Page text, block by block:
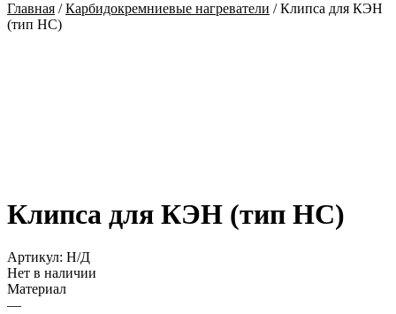
Главная /Карбидокремниевые нагреватели /Клипса для КЭН
(тип HC)
Клипса для КЭН (тип HC)
Артикул: Н/Д
Нет в наличии
Материал
—